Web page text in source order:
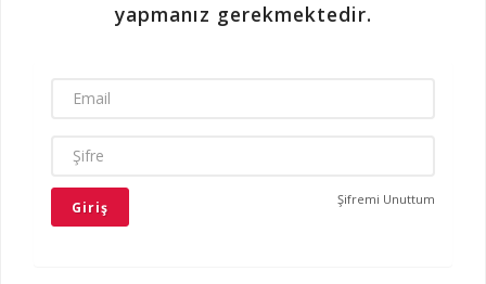
yapmanız gerekmektedir.
EMAIL
ŞIFRE
Şifremi Unuttum